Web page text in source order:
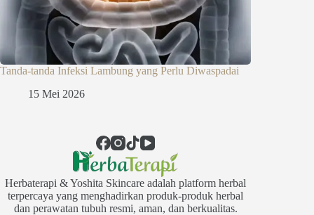
Tanda-tanda Infeksi Lambung yang Perlu Diwaspadai
15 Mei 2026
Herbaterapi & Yoshita Skincare adalah platform herbal
terpercaya yang menghadirkan produk-produk herbal
dan perawatan tubuh resmi, aman, dan berkualitas.